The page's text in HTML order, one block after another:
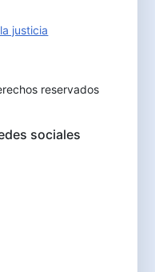
justicia
reservados
sociales